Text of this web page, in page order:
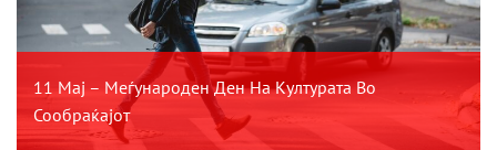
11 Мај – Меѓународен Ден На Културата Во
Сообраќајот